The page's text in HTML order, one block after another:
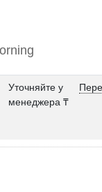
Уточняйте у
менеджера ₸